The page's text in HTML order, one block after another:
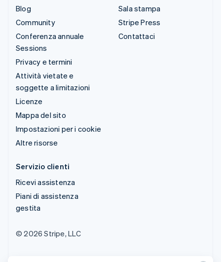
Blog
Community
Conferenza annuale
Sessions
Privacy e termini
Attività vietate e
soggette a limitazioni
Licenze
Mappa del sito
Impostazioni per i cookie
Altre risorse
Sala stampa
Stripe Press
Contattaci
Servizio clienti
Ricevi assistenza
Piani di assistenza
gestita
© 2026 Stripe, LLC